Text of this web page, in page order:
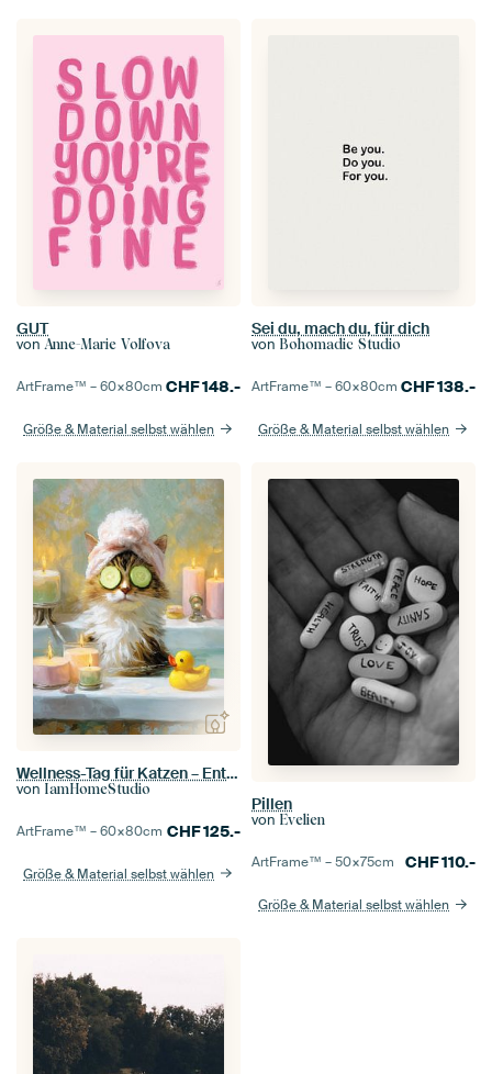
GUT
von Anne-Marie Volfova
ArtFrame™ –60×80cm CHF148.-
Größe & Material selbst wählen
Sei du, mach du, für dich
von Bohomadic Studio
ArtFrame™ –60×80cm CHF138.-
Größe & Material selbst wählen
Wellness-Tag für Katzen – Entspannung
von IamHomeStudio
ArtFrame™ –60×80cm CHF125.-
Größe & Material selbst wählen
Pillen
von Evelien
ArtFrame™ –50×75cm CHF110.-
Größe & Material selbst wählen